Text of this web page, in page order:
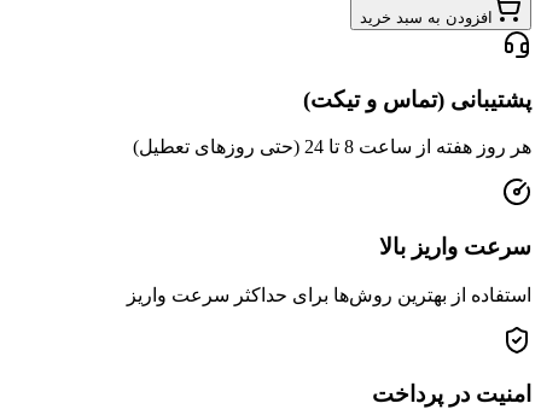
به سبد خرید
(تماس و تیکت)
8 تا 24 (حتی روزهای تعطیل)
بالا
از بهترین روش‌ها برای حداکثر سرعت واریز
پرداخت